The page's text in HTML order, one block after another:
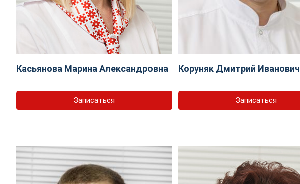
Касьянова Марина Александровна
Записаться
Коруняк Дмитрий Иванович
Записаться